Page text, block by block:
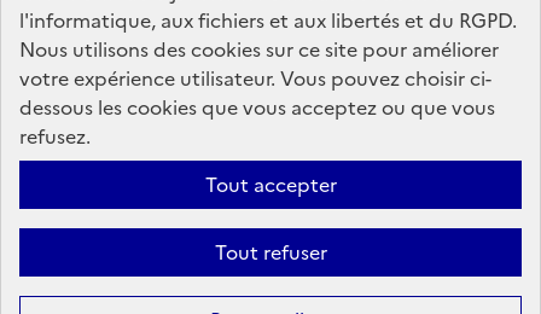
7 rue du Lieutenant Paul Delpech
BP40077
09008 Foix Cedex
Formulaire de contact
Accessibilité : non conforme Mentions Légales
Connexion
Gestion des cookies
Sauf mention contraire, tous les textes de ce site sont sous
l'informatique, aux fichiers et aux libertés et du RGPD.
Nous utilisons des cookies sur ce site pour améliorer
votre expérience utilisateur. Vous pouvez choisir ci-
dessous les cookies que vous acceptez ou que vous
refusez.
Tout accepter
Tout refuser